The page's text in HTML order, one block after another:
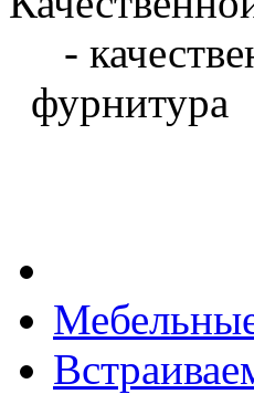
-
фурнитура